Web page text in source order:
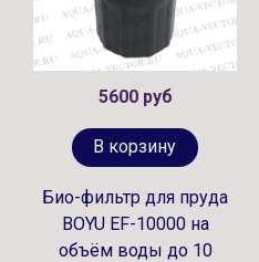
5600 руб
В корзину
Био-фильтр для пруда
BOYU EF-10000 на
объём воды до 10